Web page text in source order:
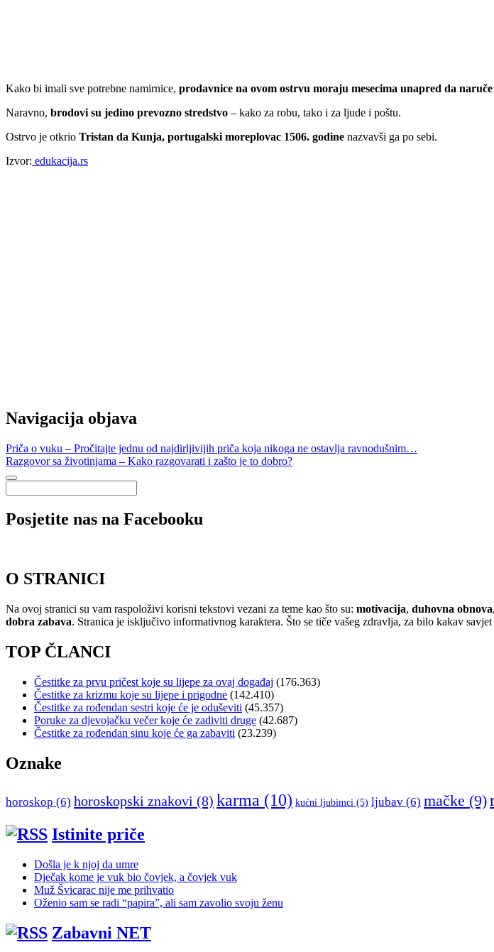
Kako bi imali sve potrebne namirnice, prodavnice na ovom ostrvu moraju mesecima unapred da
Naravno, brodovi su jedino prevozno stredstvo – kako za robu, tako i za ljude i poštu.
Ostrvo je otkrio Tristan da Kunja, portugalski moreplovac 1506. godine nazvavši ga po sebi.
Izvor: edukacija.rs
Navigacija objava
Priča o vuku – Pročitajte jednu od najdirljivijih priča koja nikoga ne ostavlja ravnodušnim…
Razgovor sa životinjama – Kako razgovarati i zašto je to dobro?
Posjetite nas na Facebooku
O STRANICI
Na ovoj stranici su vam raspoloživi korisni tekstovi vezani za teme kao što su: motivacija, duhovna obnova,
dobra zabava. Stranica je isključivo informativnog karaktera. Što se tiče vašeg zdravlja, za bilo kakav
TOP ČLANCI
Čestitke za prvu pričest koje su lijepe za ovaj događaj (176.363)
Čestitke za krizmu koje su lijepe i prigodne (142.410)
Čestitke za rođendan sestri koje će je oduševiti (45.357)
Poruke za djevojačku večer koje će zadiviti druge (42.687)
Čestitke za rođendan sinu koje će ga zabaviti (23.239)
Oznake
horoskop (6) horoskopski znakovi (8) karma (10) kućni ljubimci (5) ljubav (6) mačke (9)
Istinite priče
Došla je k njoj da umre
Dječak kome je vuk bio čovjek, a čovjek vuk
Muž Švicarac nije me prihvatio
Oženio sam se radi “papira”, ali sam zavolio svoju ženu
Zabavni NET